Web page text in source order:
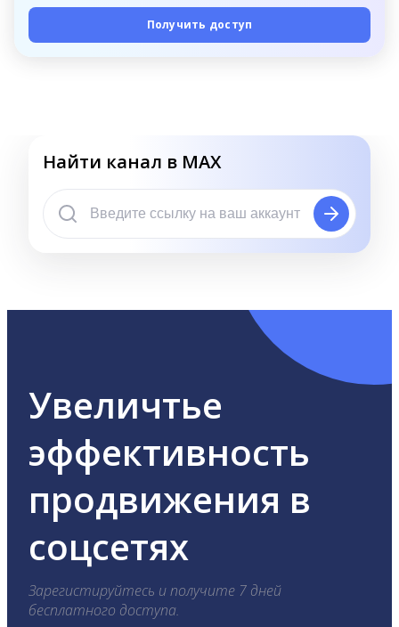
Получить доступ
Найти канал в MAX
Увеличтье
эффективность
продвижения в
соцсетях
Зарегистируйтесь и получите 7 дней
бесплатного доступа.